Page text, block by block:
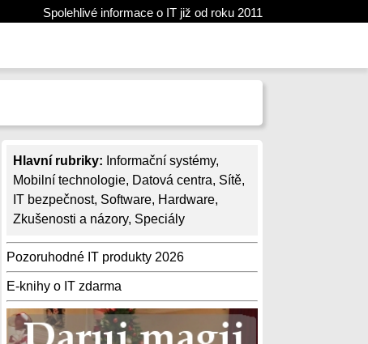
Spolehlivé informace o IT již od roku 2011
Hlavní rubriky: Informační systémy,
Mobilní technologie, Datová centra, Sítě,
IT bezpečnost, Software, Hardware,
Zkušenosti a názory, Speciály
Pozoruhodné IT produkty 2026
E-knihy o IT zdarma